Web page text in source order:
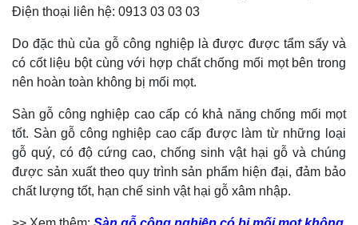
Điện thoại liên hệ: 0913 03 03 03
Do đặc thù của gỗ công nghiệp là được được tẩm sấy và
có cốt liệu bột cùng với hợp chất chống mối mọt bên trong
nên hoàn toàn không bị mối mọt.
Sàn gỗ công nghiệp cao cấp có khả năng chống mối mọt
tốt. Sàn gỗ công nghiệp cao cấp được làm từ những loại
gỗ quý, có độ cứng cao, chống sinh vật hại gỗ và chúng
được sản xuất theo quy trình sản phẩm hiện đại, đảm bảo
chất lượng tốt, hạn chế sinh vật hại gỗ xâm nhập.